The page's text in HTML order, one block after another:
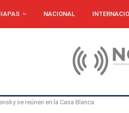
NACIONAL
se reúnen en la Casa Blanca